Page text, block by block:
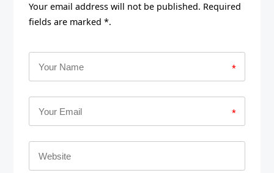
Your email address will not be published. Required
fields are marked *.
*
*